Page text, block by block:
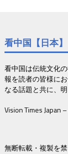
看中国【日本
看中国は伝統文化
報を読者の皆様に
なる話題と共に、
Vision Times Japan
無断転載・複製を